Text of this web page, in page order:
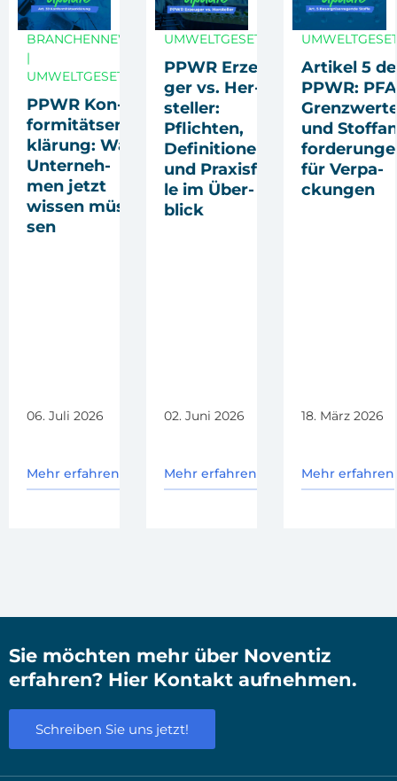
BRANCHENNEWS
|
UMWELTGESETZE
PPWR Kon­
for­mi­täts­er­
klä­rung: Was
Unter­neh­
men jetzt
wis­sen müs­
sen
06. Juli 2026
Mehr erfahren
UMWELTGESETZE
PPWR Erzeu­
ger vs. Her­
stel­ler:
Pflich­ten,
Defi­ni­tio­nen
und Pra­xis­fäl­
le im Über­
blick
02. Juni 2026
Mehr erfahren
Arti­kel 5
PPWR:
und
für Ver­pa­
ckun­gen
18. März 2026
Mehr erfahren
Sie möchten mehr über Noventiz
erfahren? Hier Kontakt aufnehmen.
Schreiben Sie uns jetzt!